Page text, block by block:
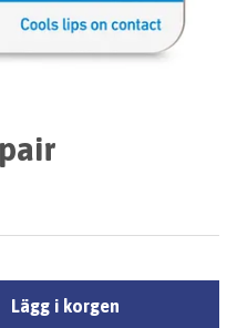
Lägg i korgen